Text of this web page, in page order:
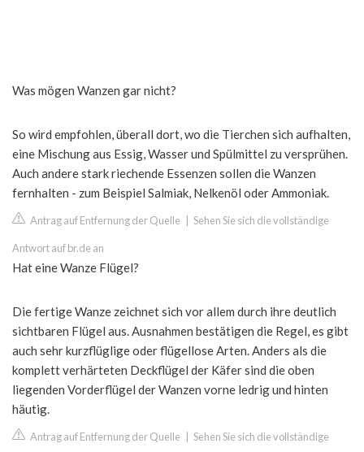
Was mögen Wanzen gar nicht?
So wird empfohlen, überall dort, wo die Tierchen sich aufhalten,
eine Mischung aus Essig, Wasser und Spülmittel zu versprühen.
Auch andere stark riechende Essenzen sollen die Wanzen
fernhalten - zum Beispiel Salmiak, Nelkenöl oder Ammoniak.
Antrag auf Entfernung der Quelle Sehen Sie sich die vollständige
Antwort auf br.de an
Hat eine Wanze Flügel?
Die fertige Wanze zeichnet sich vor allem durch ihre deutlich
sichtbaren Flügel aus. Ausnahmen bestätigen die Regel, es gibt
auch sehr kurzflüglige oder flügellose Arten. Anders als die
komplett verhärteten Deckflügel der Käfer sind die oben
liegenden Vorderflügel der Wanzen vorne ledrig und hinten
häutig.
Antrag auf Entfernung der Quelle Sehen Sie sich die vollständige